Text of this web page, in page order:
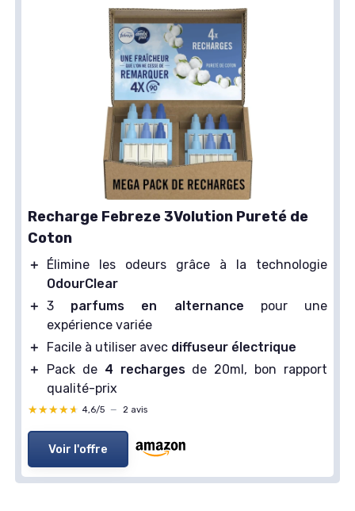
Recharge Febreze 3Volution Pureté de
Coton
＋
Élimine les odeurs grâce à la technologie
OdourClear
＋ 3 parfums en alternance pour une
expérience variée
＋
Facile à utiliser avec diffuseur électrique
＋
Pack de 4 rechargesde 20ml, bon rapport
qualité-prix
★★★★★
★★★★★ 4,6/5 — 2 avis
Voir l'offre